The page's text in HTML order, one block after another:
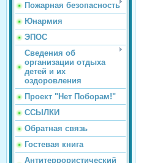
Пожарная безопасность
Юнармия
ЭПОС
Сведения об
организации отдыха
детей и их
оздоровления
Проект "Нет Поборам!"
ССЫЛКИ
Обратная связь
Гостевая книга
Антитеррористический